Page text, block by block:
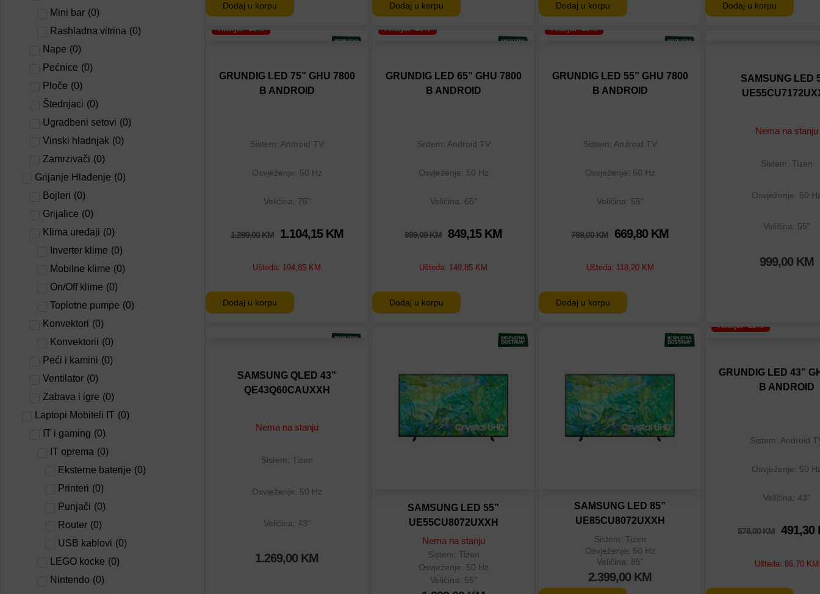
Mini bar (0)
Rashladna vitrina (0)
Nape (0)
Pećnice (0)
Ploče (0)
Štednjaci (0)
Ugradbeni setovi (0)
Vinski hladnjak (0)
Zamrzivači (0)
Grijanje Hlađenje (0)
Bojleri (0)
Grijalice (0)
Klima uređaji (0)
Inverter klime (0)
Mobilne klime (0)
On/Off klime (0)
Toplotne pumpe (0)
Konvektori (0)
Konvektorii (0)
Peći i kamini (0)
Ventilator (0)
Zabava i igre (0)
Laptopi Mobiteli IT (0)
IT i gaming (0)
IT oprema (0)
Eksterne baterije (0)
Printeri (0)
Punjači (0)
Router (0)
USB kablovi (0)
LEGO kocke (0)
Nintendo (0)
Dodaj u korpu Dodaj u korpu Dodaj u korpu Dodaj u korpu
Akcija: -15%
Dodaj u poređenje
GRUNDIG LED 75” GHU 7800
B ANDROID
Sistem: Android TV
Osvježenje: 50 Hz
Veličina: 75"
1.299,00KM 1.104,15 KM
Ušteda: 194,85 KM
Dodaj u korpu
Akcija: -15%
Dodaj u poređenje
GRUNDIG LED 65” GHU 7800
B ANDROID
Sistem: Android TV
Osvježenje: 50 Hz
Veličina: 65"
999,00KM 849,15 KM
Ušteda: 149,85 KM
Dodaj u korpu
Akcija: -15%
Dodaj u poređenje
GRUNDIG LED 55” GHU 7800
B ANDROID
Sistem: Android TV
Osvježenje: 50 Hz
Veličina: 55"
788,00KM 669,80 KM
Ušteda: 118,20 KM
Dodaj u korpu
Dodaj u poređenje
SAMSUNG LED
Nema na stanju
Sistem: Tizen
Osvježenje: 50
Veličina: 55"
999,00 KM
SAMSUNG QLED 43”
QE43Q60CAUXXH
Nema na stanju
Sistem: Tizen
Osvježenje: 50 Hz
Veličina: 43"
1.269,00 KM
SAMSUNG LED 55”
UE55CU8072UXXH
Nema na stanju
Sistem: Tizen
Osvježenje: 50 Hz
Veličina: 55"
SAMSUNG LED 85”
UE85CU8072UXXH
Sistem: Tizen
Osvježenje: 50 Hz
Veličina: 85"
2.399,00 KM
Akcija: -15%
Dodaj u poređenje
GRUNDIG LED 43”
B ANDROID
Sistem: Android
Osvježenje: 50
Veličina: 43"
578,00KM 491,30
Ušteda: 86,70 KM